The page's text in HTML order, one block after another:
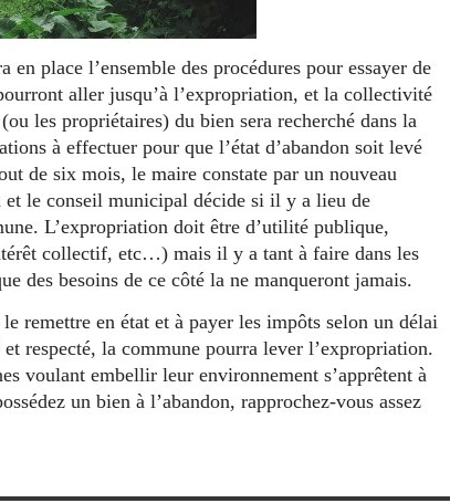
place l’ensemble des procédures pour essayer de
aller jusqu’à l’expropriation, et la collectivité
les propriétaires) du bien sera recherché dans la
à effectuer pour que l’état d’abandon soit levé
de six mois, le maire constate par un nouveau
et le conseil municipal décide si il y a lieu de
L’expropriation doit être d’utilité publique,
collectif, etc…) mais il y a tant à faire dans les
des besoins de ce côté la ne manqueront jamais.
remettre en état et à payer les impôts selon un délai
respecté, la commune pourra lever l’expropriation.
voulant embellir leur environnement s’apprêtent à
un bien à l’abandon, rapprochez-vous assez